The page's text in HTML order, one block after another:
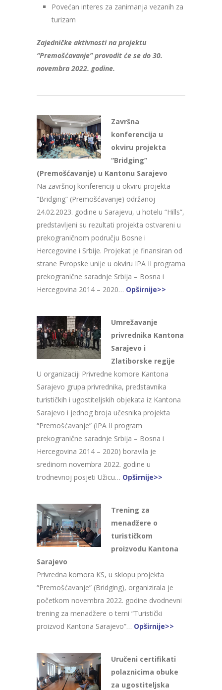
Povećan interes za zanimanja vezanih za
turizam
Zajedničke aktivnosti na projektu
“Premošćavanje” provodit će se do 30.
novembra 2022. godine.
Završna
konferencija u
okviru projekta
“Bridging”
(Premošćavanje) u Kantonu Sarajevo
Na završnoj konferenciji u okviru projekta
“Bridging” (Premošćavanje) održanoj
24.02.2023. godine u Sarajevu, u hotelu “Hills”,
predstavljeni su rezultati projekta ostvareni u
prekograničnom području Bosne i
Hercegovine i Srbije. Projekat je finansiran od
strane Evropske unije u okviru IPA II programa
prekogranične saradnje Srbija – Bosna i
Hercegovina 2014 – 2020… Opširnije>>
Umrežavanje
privrednika Kantona
Sarajevo i
Zlatiborske regije
U organizaciji Privredne komore Kantona
Sarajevo grupa privrednika, predstavnika
turističkih i ugostiteljskih objekata iz Kantona
Sarajevo i jednog broja učesnika projekta
“Premošćavanje” (IPA II program
prekogranične saradnje Srbija – Bosna i
Hercegovina 2014 – 2020) boravila je
sredinom novembra 2022. godine u
trodnevnoj posjeti Užicu… Opširnije>>
Trening za
menadžere o
turističkom
proizvodu Kantona
Sarajevo
Privredna komora KS, u sklopu projekta
“Premošćavanje” (Bridging), organizirala je
početkom novembra 2022. godine dvodnevni
trening za menadžere o temi “Turistički
proizvod Kantona Sarajevo”… Opširnije>>
Uručeni certifikati
polaznicima obuke
za ugostiteljska